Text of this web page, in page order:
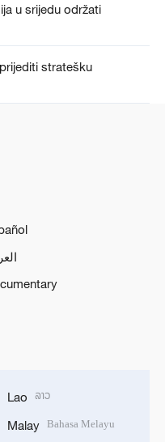
u srijedu održati
stratešku
Lao ລາວ
Malay Bahasa Melayu